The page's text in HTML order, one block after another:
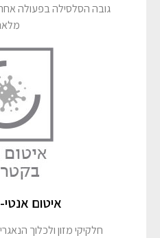
גובה הסלסילה בפעולה
איטום
חלקיקי מזון ולכלוך